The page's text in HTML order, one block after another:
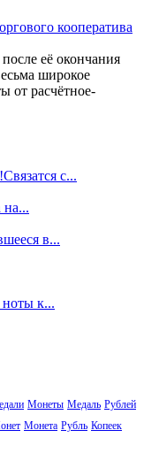
её окончания
широкое
от расчётное-
с...
на...
в...
ноты к...
Монеты Медаль Рублей
Монета Рубль Копеек